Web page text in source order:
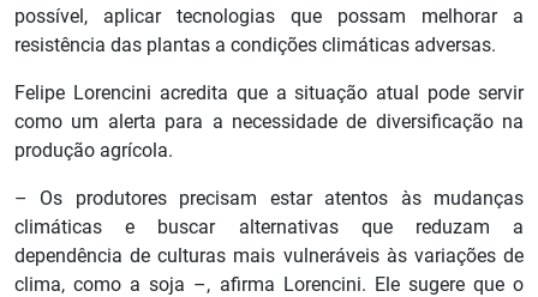
possível, aplicar tecnologias que possam melhorar a
resistência das plantas a condições climáticas adversas.
Felipe Lorencini acredita que a situação atual pode servir
como um alerta para a necessidade de diversificação na
produção agrícola.
– Os produtores precisam estar atentos às mudanças
climáticas e buscar alternativas que reduzam a
dependência de culturas mais vulneráveis às variações de
clima, como a soja –, afirma Lorencini. Ele sugere que o